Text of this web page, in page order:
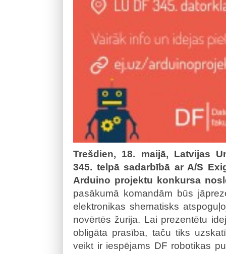
Trešdien, 18. maijā, Latvijas
345. telpā sadarbībā ar A/S
Arduino projektu konkursa
pasākumā komandām būs
elektronikas shematisks
novērtēs žurija. Lai prezentētu
obligāta prasība, taču tiks
veikt ir iespējams DF robotikas